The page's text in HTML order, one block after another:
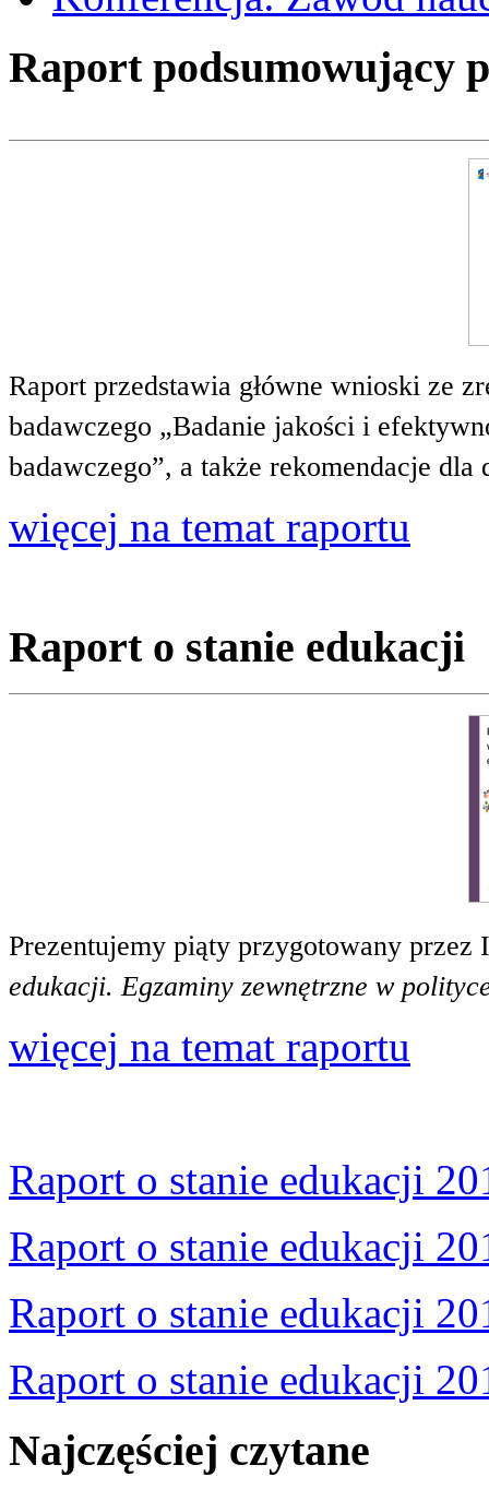
Raport podsumowujący
Raport przedstawia główne wnioski ze
badawczego „Badanie jakości i
badawczego”, a także rekomendacje
więcej na temat raportu
Raport o stanie edukacji
Prezentujemy piąty przygotowany
edukacji. Egzaminy zewnętrzne w
więcej na temat raportu
Raport o stanie edukacji
Raport o stanie edukacji
Raport o stanie edukacji
Raport o stanie edukacji
Najczęściej czytane